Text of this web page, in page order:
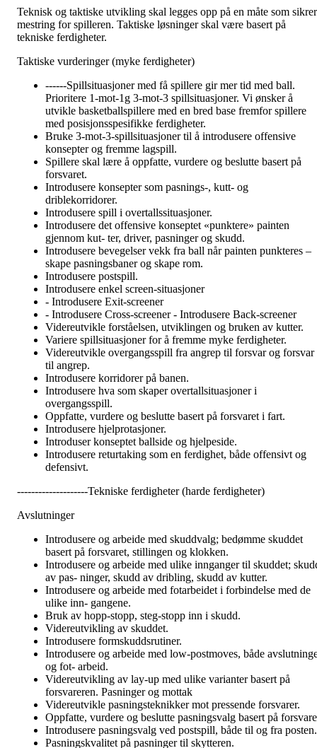
Teknisk og taktiske utvikling skal legges opp på en måte som sikrer
mestring for spilleren. Taktiske løsninger skal være basert på
tekniske ferdigheter.
Taktiske vurderinger (myke ferdigheter)
------Spillsituasjoner med få spillere gir mer tid med ball.
Prioritere 1-mot-1g 3-mot-3 spillsituasjoner. Vi ønsker å
utvikle basketballspillere med en bred base fremfor spillere
med posisjonsspesifikke ferdigheter.
Bruke 3-mot-3-spillsituasjoner til å introdusere offensive
konsepter og fremme lagspill.
Spillere skal lære å oppfatte, vurdere og beslutte basert på
forsvaret.
Introdusere konsepter som pasnings-, kutt- og
driblekorridorer.
Introdusere spill i overtallssituasjoner.
Introdusere det offensive konseptet «punktere» painten
gjennom kut- ter, driver, pasninger og skudd.
Introdusere bevegelser vekk fra ball når painten punkteres –
skape pasningsbaner og skape rom.
Introdusere postspill.
Introdusere enkel screen-situasjoner
- Introdusere Exit-screener
- Introdusere Cross-screener - Introdusere Back-screener
Videreutvikle forståelsen, utviklingen og bruken av kutter.
Variere spillsituasjoner for å fremme myke ferdigheter.
Videreutvikle overgangsspill fra angrep til forsvar og forsvar
til angrep.
Introdusere korridorer på banen.
Introdusere hva som skaper overtallsituasjoner i
overgangsspill.
Oppfatte, vurdere og beslutte basert på forsvaret i fart.
Introdusere hjelprotasjoner.
Introduser konseptet ballside og hjelpeside.
Introdusere returtaking som en ferdighet, både offensivt og
defensivt.
--------------------Tekniske ferdigheter (harde ferdigheter)
Avslutninger
Introdusere og arbeide med skuddvalg; bedømme skuddet
basert på forsvaret, stillingen og klokken.
Introdusere og arbeide med ulike innganger til skuddet;
av pas- ninger, skudd av dribling, skudd av kutter.
Introdusere og arbeide med fotarbeidet i forbindelse med de
ulike inn- gangene.
Bruk av hopp-stopp, steg-stopp inn i skudd.
Videreutvikling av skuddet.
Introdusere formskuddsrutiner.
Introdusere og arbeide med low-postmoves, både
og fot- arbeid.
Videreutvikling av lay-up med ulike varianter basert på
forsvareren. Pasninger og mottak
Videreutvikle pasningsteknikker mot pressende forsvarer.
Oppfatte, vurdere og beslutte pasningsvalg basert på
Introdusere pasningsvalg ved postspill, både til og fra posten.
Pasningskvalitet på pasninger til skytteren.